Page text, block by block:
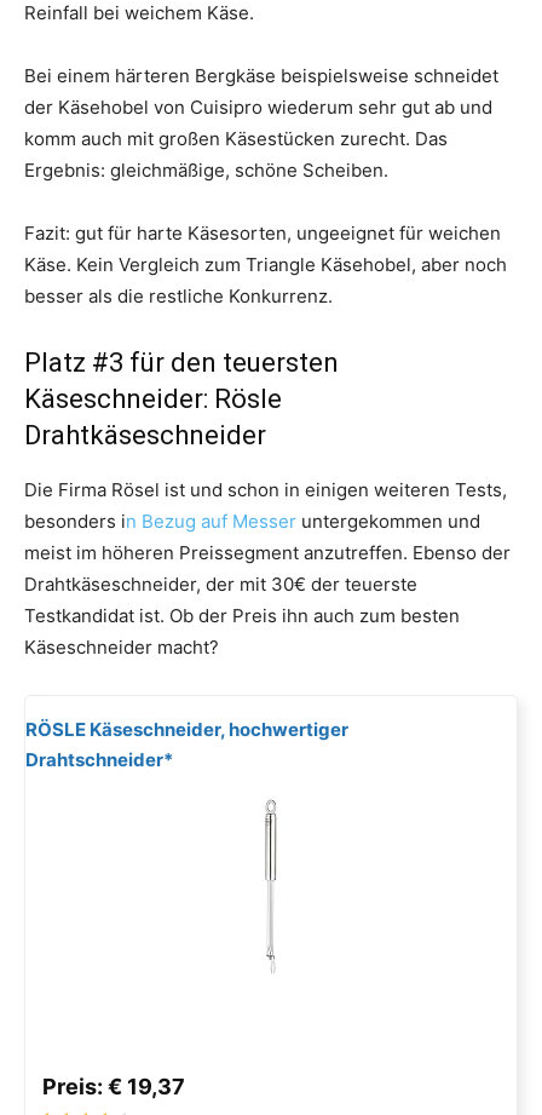
Reinfall bei weichem Käse.
Bei einem härteren Bergkäse beispielsweise schneidet
der Käsehobel von Cuisipro wiederum sehr gut ab und
komm auch mit großen Käsestücken zurecht. Das
Ergebnis: gleichmäßige, schöne Scheiben.
Fazit: gut für harte Käsesorten, ungeeignet für weichen
Käse. Kein Vergleich zum Triangle Käsehobel, aber noch
besser als die restliche Konkurrenz.
Platz #3 für den teuersten
Käseschneider: Rösle
Drahtkäseschneider
Die Firma Rösel ist und schon in einigen weiteren Tests,
besonders in Bezug auf Messer untergekommen und
meist im höheren Preissegment anzutreffen. Ebenso der
Drahtkäseschneider, der mit 30€ der teuerste
Testkandidat ist. Ob der Preis ihn auch zum besten
Käseschneider macht?
RÖSLE Käseschneider, hochwertiger
Drahtschneider*
Preis: € 19,37